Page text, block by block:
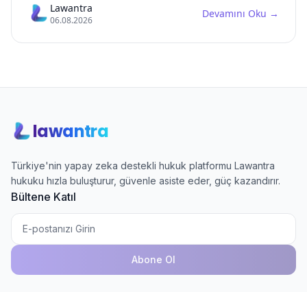
2021/429 E., 2022/1650 K. sayılı kararı ile netlik
kazanmıştır. Karar, avukatlık ücretine ilişkin somut
Lawantra
06.08.2026
Devamını Oku →
lawantra
Türkiye'nin yapay zeka destekli hukuk platformu Lawantra
hukuku hızla buluşturur, güvenle asiste eder, güç kazandırır.
Bültene Katıl
Abone Ol